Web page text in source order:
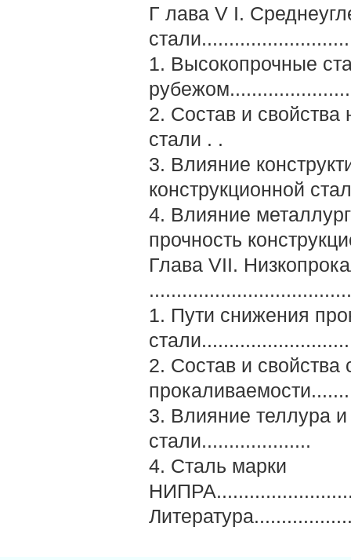
Г лава V I.
1. Высокопрочные
2. Состав и свойства
стали . .
3. Влияние
кон­струкционной
4. Влияние
прочность
Глава VII.
1. Пути снижения
2. Состав и
3. Влияние теллура
стали....................
4. Сталь марки